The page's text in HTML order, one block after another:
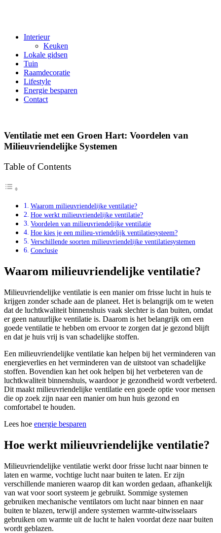
Interieur
Keuken
Lokale gidsen
Tuin
Raamdecoratie
Lifestyle
Energie besparen
Contact
Ventilatie met een Groen Hart: Voordelen van
Milieuvriendelijke Systemen
Table of Contents
Waarom milieuvriendelijke ventilatie?
Hoe werkt milieuvriendelijke ventilatie?
Voordelen van milieuvriendelijke ventilatie
Hoe kies je een milieu-vriendelijk ventilatiesysteem?
Verschillende soorten milieuvriendelijke ventilatiesystemen
Conclusie
Waarom milieuvriendelijke ventilatie?
Milieuvriendelijke ventilatie is een manier om frisse lucht in huis te
krijgen zonder schade aan de planeet. Het is belangrijk om te weten
dat de luchtkwaliteit binnenshuis vaak slechter is dan buiten, omdat
er geen natuurlijke ventilatie is. Daarom is het belangrijk om een
goede ventilatie te hebben om ervoor te zorgen dat je gezond blijft
en dat je huis vrij is van schadelijke stoffen.
Een milieuvriendelijke ventilatie kan helpen bij het verminderen van
energieverlies en het verminderen van de uitstoot van schadelijke
stoffen. Bovendien kan het ook helpen bij het verbeteren van de
luchtkwaliteit binnenshuis, waardoor je gezondheid wordt verbeterd.
Dit maakt milieuvriendelijke ventilatie een goede optie voor mensen
die op zoek zijn naar een manier om hun huis gezond en
comfortabel te houden.
Lees hoe energie besparen
Hoe werkt milieuvriendelijke ventilatie?
Milieuvriendelijke ventilatie werkt door frisse lucht naar binnen te
laten en warme, vochtige lucht naar buiten te laten. Er zijn
verschillende manieren waarop dit kan worden gedaan, afhankelijk
van wat voor soort systeem je gebruikt. Sommige systemen
gebruiken mechanische ventilators om lucht naar binnen en naar
buiten te blazen, terwijl andere systemen warmte-uitwisselaars
gebruiken om warmte uit de lucht te halen voordat deze naar buiten
wordt geblazen.